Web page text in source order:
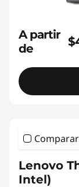
A partir
de
Comparar
Lenovo
Intel)